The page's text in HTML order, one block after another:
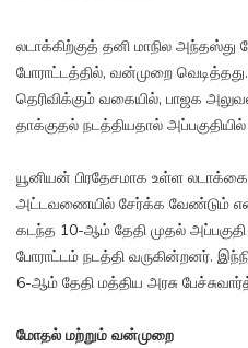
லடாக்கிற்குத் தனி மாநில அந்தஸ்து
போராட்டத்தில், வன்முறை வெடித்தது.
தெரிவிக்கும் வகையில், பாஜக
தாக்குதல் நடத்தியதால் அப்பகுதியில்
யூனியன் பிரதேசமாக உள்ள
அட்டவணையில் சேர்க்க வேண்டும்
கடந்த 10-ஆம் தேதி முதல்
போராட்டம் நடத்தி வருகின்றனர்.
6-ஆம் தேதி மத்திய அரசு
மோதல் மற்றும் வன்முறை